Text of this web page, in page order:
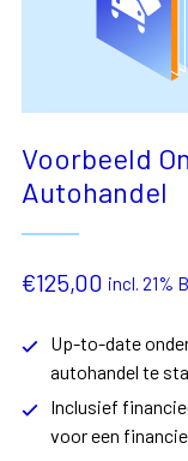
Voorbeeld
Autohandel
€125,00 incl. 21%
Up-to-date
autohandel te
Inclusief
voor een